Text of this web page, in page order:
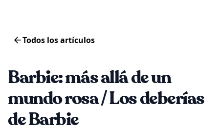
Todos los artículos
Barbie: más allá de un
mundo rosa / Los deberías
de Barbie